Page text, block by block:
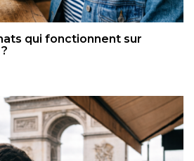
qui fonctionnent sur